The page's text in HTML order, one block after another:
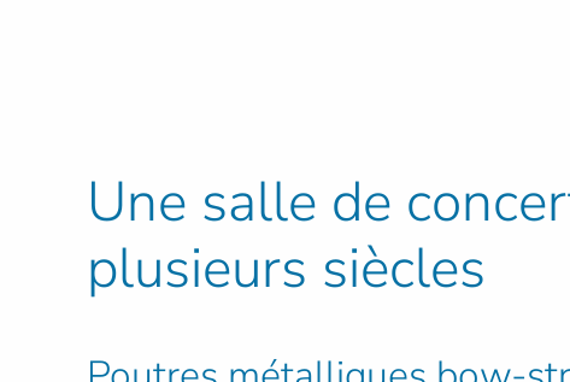
Une salle de
plusieurs siècles